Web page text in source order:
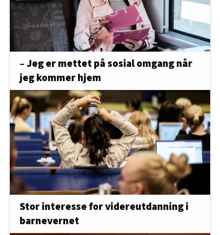
– Jeg er mettet på sosial omgang når
jeg kommer hjem
Stor interesse for videreutdanning i
barnevernet